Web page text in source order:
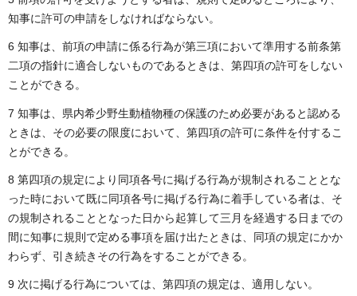
知事に許可の申請をしなければならない。
6 知事は、前項の申請に係る行為が第三項において準用する前条第
二項の指針に適合しないものであるときは、第四項の許可をしない
ことができる。
7 知事は、県内希少野生動植物種の保護のため必要があると認める
ときは、その必要の限度において、第四項の許可に条件を付するこ
とができる。
8 第四項の規定により同項各号に掲げる行為が規制されることとな
った時において既に同項各号に掲げる行為に着手している者は、そ
の規制されることとなった日から起算して三月を経過する日までの
間に知事に規則で定める事項を届け出たときは、同項の規定にかか
わらず、引き続きその行為をすることができる。
9 次に掲げる行為については、第四項の規定は、適用しない。